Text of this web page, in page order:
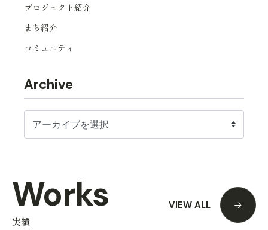
プロジェクト紹介
まち紹介
コミュニティ
Archive
実績
Works VIEW ALL